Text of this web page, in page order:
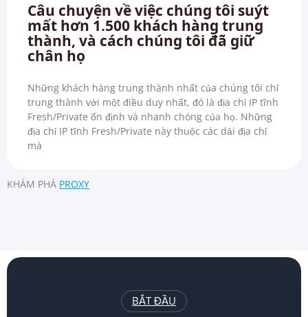
Câu chuyện về việc chúng tôi suýt
mất hơn 1.500 khách hàng trung
thành, và cách chúng tôi đã giữ
chân họ
Những khách hàng trung thành nhất của chúng tôi chỉ
trung thành với một điều duy nhất, đó là địa chỉ IP tĩnh
Fresh/Private ổn định và nhanh chóng của họ. Những
địa chỉ IP tĩnh Fresh/Private này thuộc các dải địa chỉ
mà
KHÁM PHÁ PROXY
BẮT ĐẦU